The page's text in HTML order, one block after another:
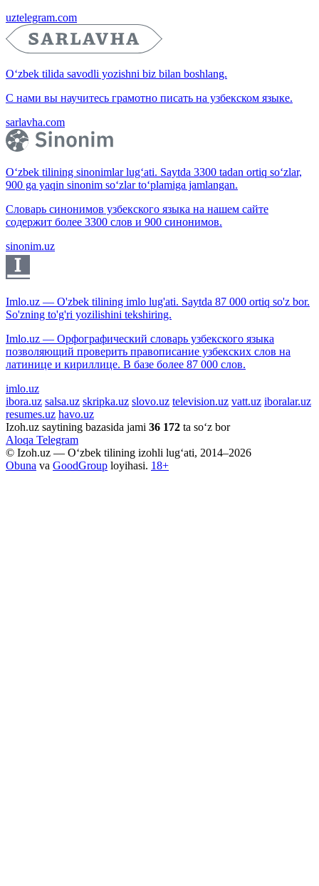
uztelegram.com
O‘zbek tilida savodli yozishni biz bilan boshlang.
С нами вы научитесь грамотно писать на узбекском языке.
sarlavha.com
O‘zbek tilining sinonimlar lug‘ati. Saytda 3300 tadan ortiq so‘zlar,
900 ga yaqin sinonim so‘zlar to‘plamiga jamlangan.
Словарь синонимов узбекского языка на нашем сайте
содержит более 3300 слов и 900 синонимов.
sinonim.uz
Imlo.uz — O'zbek tilining imlo lug'ati. Saytda 87 000 ortiq so'z bor.
So'zning to'g'ri yozilishini tekshiring.
Imlo.uz — Орфографический словарь узбекского языка
позволяющий проверить правописание узбекских слов на
латинице и кириллице. В базе более 87 000 слов.
imlo.uz
ibora.uz salsa.uz skripka.uz slovo.uz television.uz vatt.uz iboralar.uz
resumes.uz havo.uz
Izoh.uz saytining bazasida jami 36 172 ta so‘z bor
Aloqa Telegram
© Izoh.uz — O‘zbek tilining izohli lug‘ati, 2014–2026
Obuna va GoodGroup loyihasi. 18+